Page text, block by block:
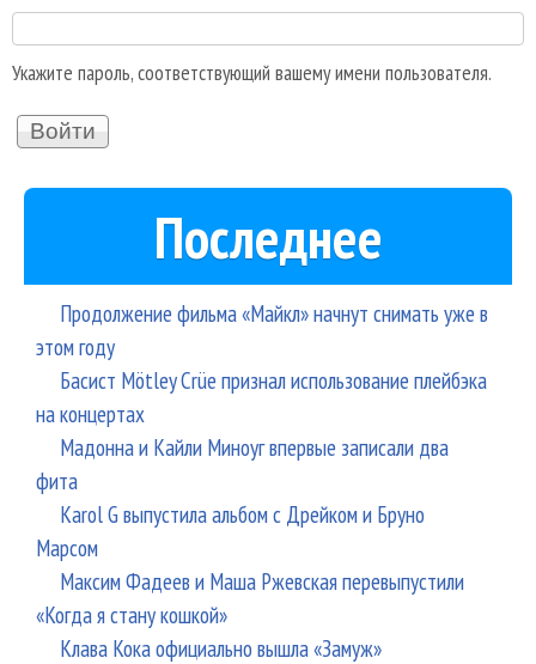
Укажите пароль, соответствующий вашему имени пользователя.
Последнее
Продолжение фильма «Майкл» начнут снимать уже в
этом году
Басист Mötley Crüe признал использование плейбэка
на концертах
Мадонна и Кайли Миноуг впервые записали два
фита
Karol G выпустила альбом с Дрейком и Бруно
Марсом
Максим Фадеев и Маша Ржевская перевыпустили
«Когда я стану кошкой»
Клава Кока официально вышла «Замуж»